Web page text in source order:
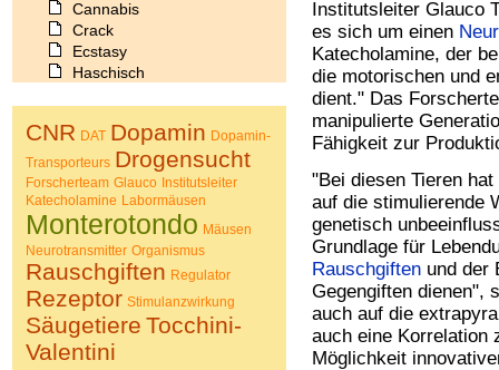
Institutsleiter Glauco
es sich um einen
Katecholamine, der
die motorischen und
dient." Das
manipulierte
Fähigkeit zur
"Bei diesen Tieren
auf die stimulierende
genetisch
Grundlage für
Rauschgiften und der
Gegengiften dienen",
auch auf die
auch eine Korrelation
Möglichkeit
Cannabis
Crack
Ecstasy
Haschisch
Koffein
Kokain
Lachgas
LSD
Marihuana
Medikamente
Meskalin
Metamphetamin
Methadon
Morphin
Muskatnuss
CNR DAT Dopamin Dopamin-
Transporteurs Drogensucht
Forscherteam Glauco Institutsleiter
Katecholamine Labormäusen
Monterotondo Mäusen
Neurotransmitter Organismus
Rauschgiften Regulator
Rezeptor Stimulanzwirkung
Säugetiere Tocchini-
Valentini